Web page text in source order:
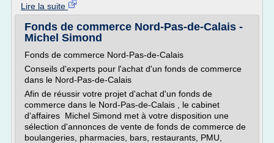
Lire la suite
Fonds de commerce Nord-Pas-de-Calais -
Michel Simond
Fonds de commerce Nord-Pas-de-Calais
Conseils d'experts pour l'achat d'un fonds de commerce
dans le Nord-Pas-de-Calais
Afin de réussir votre projet d'achat d'un fonds de
commerce dans le Nord-Pas-de-Calais , le cabinet
d'affaires Michel Simond met à votre disposition une
sélection d'annonces de vente de fonds de commerce de
boulangeries, pharmacies, bars, restaurants, PMU,